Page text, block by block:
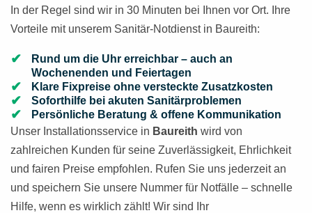
In der Regel sind wir in 30 Minuten bei Ihnen vor Ort. Ihre
Vorteile mit unserem Sanitär-Notdienst in Baureith:
Rund um die Uhr erreichbar – auch an
Wochenenden und Feiertagen
Klare Fixpreise ohne versteckte Zusatzkosten
Soforthilfe bei akuten Sanitärproblemen
Persönliche Beratung & offene Kommunikation
Unser Installationsservice in Baureith wird von
zahlreichen Kunden für seine Zuverlässigkeit, Ehrlichkeit
und fairen Preise empfohlen. Rufen Sie uns jederzeit an
und speichern Sie unsere Nummer für Notfälle – schnelle
Hilfe, wenn es wirklich zählt! Wir sind Ihr